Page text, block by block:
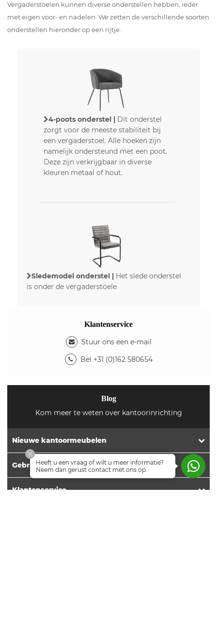
Vergaderstoelen kunnen diverse onderstellen hebben, ieder
met eigen voor- en nadelen. We zetten de verschillende soorten
onderstellen hieronder op een rijtje.
4-poots onderstel |
Dit onderstel
zorgt voor de meeste stabiliteit bij
een vergaderstoel. Alle hoeken zijn
namelijk ondersteund met een poot.
Deze zijn verkrijgbaar in diverse
kleuren metaal of hout.
Sledemodel onderstel |
Het slede onderstel
is onder de vergaderstoele
Klantenservice
Stuur ons een e-mail
Bel +31 (0)162 580654
Blog
Kom meer te weten over kantoorinrichting
Nieuwe kantoormeubelen
Gebruikte kantoormeubelen
Klantenservice
Heeft u een vraag of wilt u meer informatie?
Neem dan gerust contact met ons op.